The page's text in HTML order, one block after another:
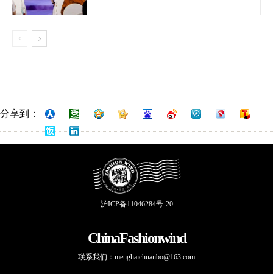
分享到：
沪ICP备11046284号-20
ChinaFashionwind
联系我们： menghaichuanbo@163.com